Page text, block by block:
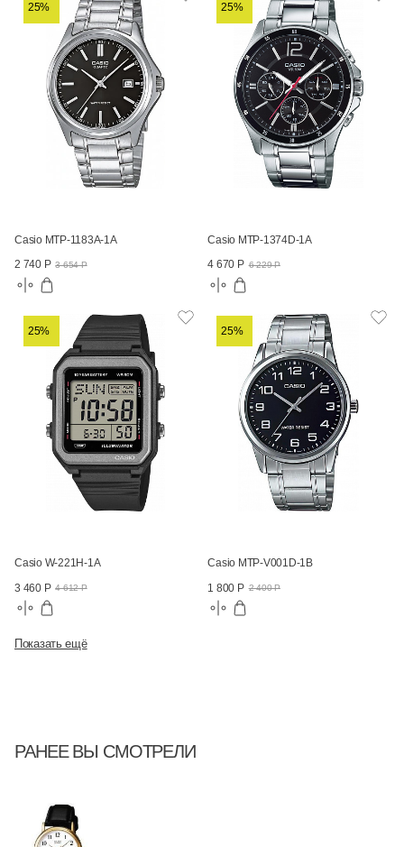
25%
Casio MTP-1183A-1A
2 740 Р 3 654 Р
25%
Casio MTP-1374D-1A
4 670 Р 6 229 Р
25%
Casio W-221H-1A
3 460 Р 4 612 Р
25%
Casio MTP-V001D-1B
1 800 Р 2 400 Р
Показать ещё
РАНЕЕ ВЫ СМОТРЕЛИ